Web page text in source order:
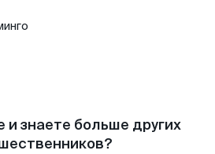
и знаете больше других